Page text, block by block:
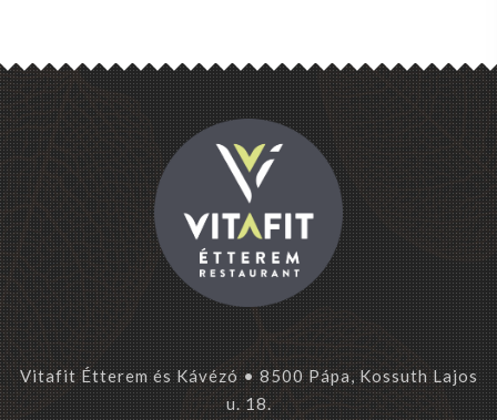
Vitafit Étterem és Kávézó • 8500 Pápa, Kossuth Lajos
u. 18.